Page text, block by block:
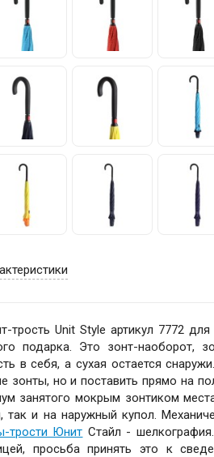
трость Unit Style артикул 7772
подарка. Это зонт-наоборот,
в себя, а сухая остается
зонты, но и поставить прямо на
занятого мокрым зонтиком
так и на наружный купол.
трости Юнит Стайл - шелкография.
просьба принять это к